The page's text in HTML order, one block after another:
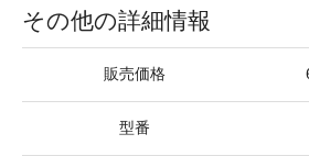
その他の詳細情報
販売価格
型番